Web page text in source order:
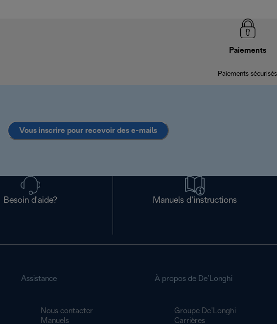
Paiements
Paiements sécurisés
Vous inscrire pour recevoir des e-mails
Besoin d'aide? Manuels d’instructions
Assistance
Nous contacter
Manuels
À propos de De’Longhi
Groupe De’Longhi
Carrières